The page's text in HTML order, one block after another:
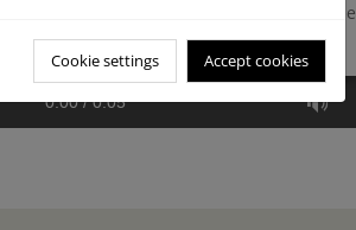
Cría de abril a julio y se alimenta de
y gusanos.
0:00 / 0:05
Cookie settings Accept cookies